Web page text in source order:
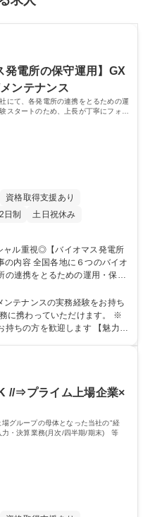
発電所の保守運用】GX
ンテナンス
にて、各発電所の連携をとるための運
スタートのため、上長が丁寧にフォロ
資格取得支援あり
日制 土日祝休み
の連携をとるための運用・保守
タートのため、上長が丁寧に
繕内容の現地確認・精査・共
します。（1回あたり1泊2日
ム上場
テナンスの実務経験をお持ち
に携わっていただけます。 ※
方を歓迎します 【魅力】
環境企業」を目指し、環境関
ています。2021年10月より
ルディングス株式会社(東証プ
院 大
//⇒プライム上場企業×
グループの母体となった当社の"経
・決算業務(月次/四半期/期末) 等